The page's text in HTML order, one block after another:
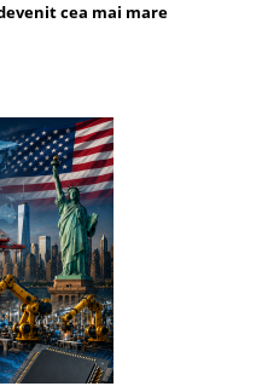
cea mai mare